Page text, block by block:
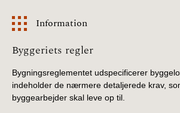
Information
Information
Byggeriets regler
Bygningsreglementet udspecificerer
indeholder de nærmere detaljerede krav,
byggearbejder skal leve op til.